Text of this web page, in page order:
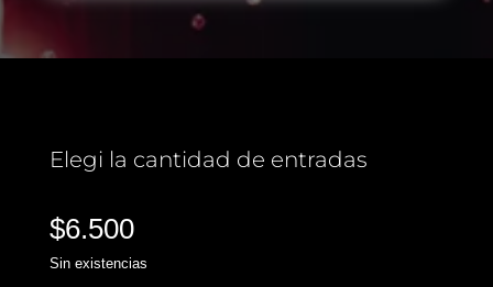
Elegi la cantidad de entradas
$6.500
Sin existencias